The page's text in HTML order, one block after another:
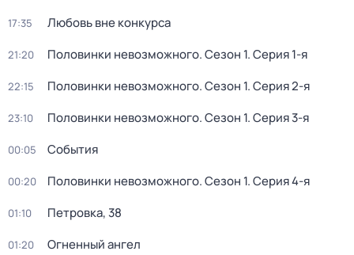
17:35 Любовь вне конкурса
21:20 Половинки невозможного. Сезон 1. Серия 1-я
22:15 Половинки невозможного. Сезон 1. Серия 2-я
23:10 Половинки невозможного. Сезон 1. Серия 3-я
00:05 События
00:20 Половинки невозможного. Сезон 1. Серия 4-я
01:10 Петровка, 38
01:20 Огненный ангел